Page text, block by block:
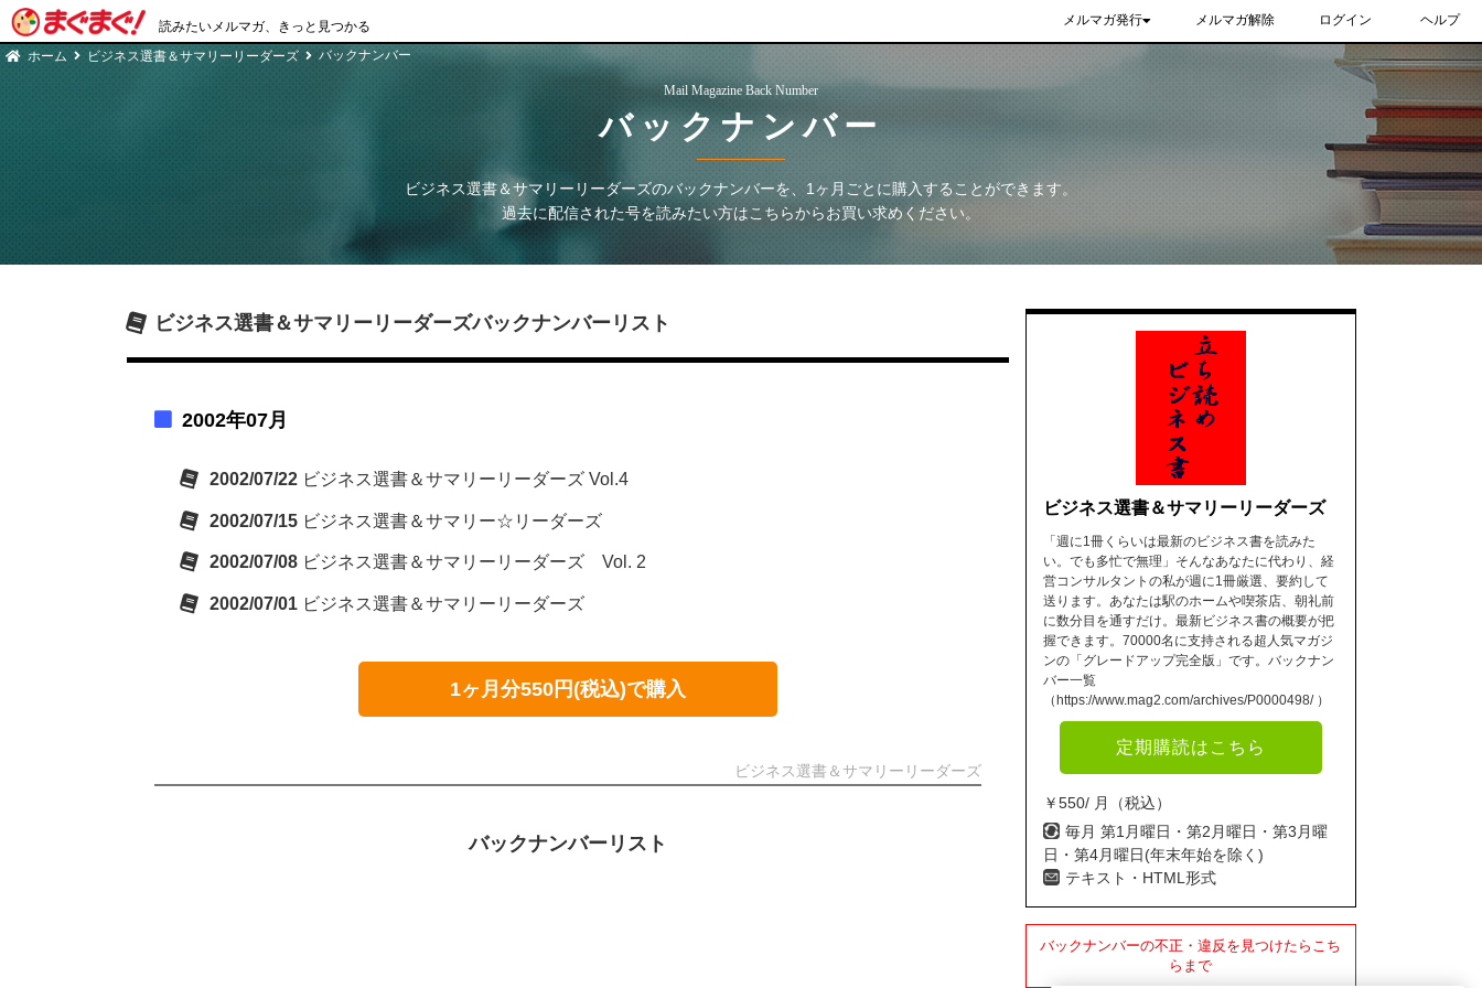
読みたいメルマガ、きっと見つかる メルマガ発行 メルマガ解除 ログイン ヘルプ
ホーム ビジネス選書＆サマリーリーダーズ バックナンバー
Mail Magazine Back Number
バックナンバー
ビジネス選書＆サマリーリーダーズのバックナンバーを、1ヶ月ごとに購入することができます。
過去に配信された号を読みたい方はこちらからお買い求めください。
ビジネス選書＆サマリーリーダーズバックナンバーリスト
2002年07月
2002/07/22 ビジネス選書＆サマリーリーダーズ Vol.4
2002/07/15 ビジネス選書＆サマリー☆リーダーズ
2002/07/08 ビジネス選書＆サマリーリーダーズ Vol. 2
2002/07/01 ビジネス選書＆サマリーリーダーズ
1ヶ月分550円(税込)で購入
ビジネス選書＆サマリーリーダーズ
バックナンバーリスト
ビジネス選書＆サマリーリーダーズ
「週に1冊くらいは最新のビジネス書を読みた
い。でも多忙で無理」そんなあなたに代わり、経
営コンサルタントの私が週に1冊厳選、要約して
送ります。あなたは駅のホームや喫茶店、朝礼前
に数分目を通すだけ。最新ビジネス書の概要が把
握できます。70000名に支持される超人気マガジ
ンの「グレードアップ完全版」です。バックナン
バー一覧
（https://www.mag2.com/archives/P0000498/ ）
定期購読はこちら
￥550/ 月（税込）
毎月 第1月曜日・第2月曜日・第3月曜
日・第4月曜日(年末年始を除く)
テキスト・HTML形式
バックナンバーの不正・違反を見つけたらこち
らまで